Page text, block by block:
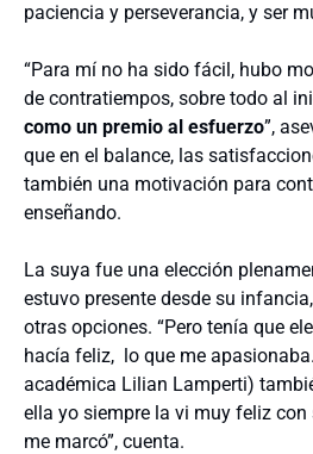
paciencia y perseverancia, y ser
“Para mí no ha sido fácil, hubo
de contratiempos, sobre todo al
como un premio al esfuerzo”,
que en el balance, las
también una motivación para
enseñando.
La suya fue una elección
estuvo presente desde su
otras opciones. “Pero tenía que
hacía feliz, lo que me
académica Lilian Lamperti)
ella yo siempre la vi muy feliz
me marcó”, cuenta.